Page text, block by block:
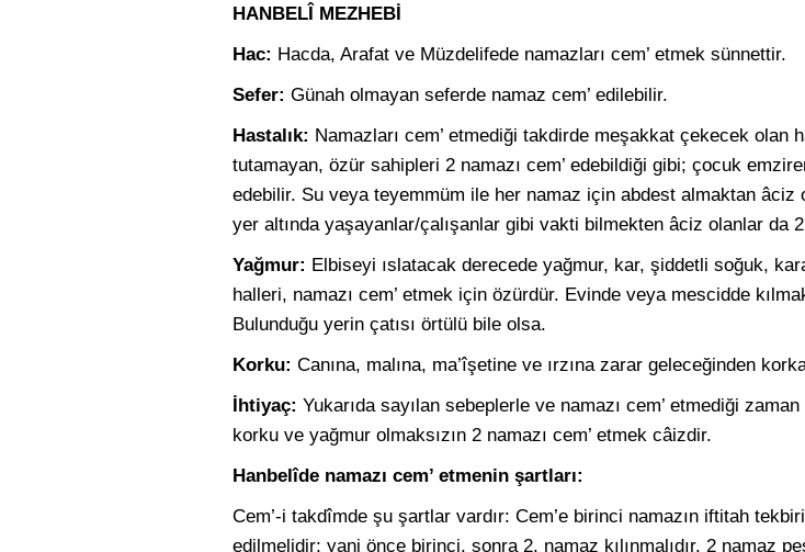
HANBELÎ MEZHEBİ
Hac: Hacda, Arafat ve Müzdelifede namazları cem’ etmek sünnettir.
Sefer: Günah olmayan seferde namaz cem’ edilebilir.
Hastalık: Namazları cem’ etmediği takdirde meşakkat çekecek olan
tutamayan, özür sahipleri 2 namazı cem’ edebildiği gibi; çocuk
edebilir. Su veya teyemmüm ile her namaz için abdest almaktan âciz
yer altında yaşayanlar/çalışanlar gibi vakti bilmekten âciz olanlar da 2
Yağmur: Elbiseyi ıslatacak derecede yağmur, kar, şiddetli soğuk,
halleri, namazı cem’ etmek için özürdür. Evinde veya mescidde
Bulunduğu yerin çatısı örtülü bile olsa.
Korku: Canına, malına, ma’îşetine ve ırzına zarar geleceğinden
İhtiyaç: Yukarıda sayılan sebeplerle ve namazı cem’ etmediği
korku ve yağmur olmaksızın 2 namazı cem’ etmek câizdir.
Hanbelîde namazı cem’ etmenin şartları:
Cem’-i takdîmde şu şartlar vardır: Cem’e birinci namazın iftitah
edilmelidir; yani önce birinci, sonra 2. namaz kılınmalıdır. 2 namaz